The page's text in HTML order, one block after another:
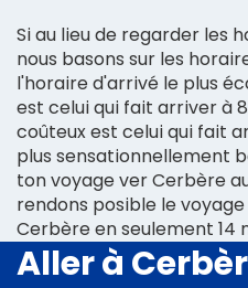
Si au lieu de regarder les
nous basons sur les
l'horaire d'arrivé le plus
est celui qui fait arriver à
coûteux est celui qui fait
plus sensationnellement
ton voyage ver Cerbère
rendons posible le
Cerbère en seulement 14
Aller à